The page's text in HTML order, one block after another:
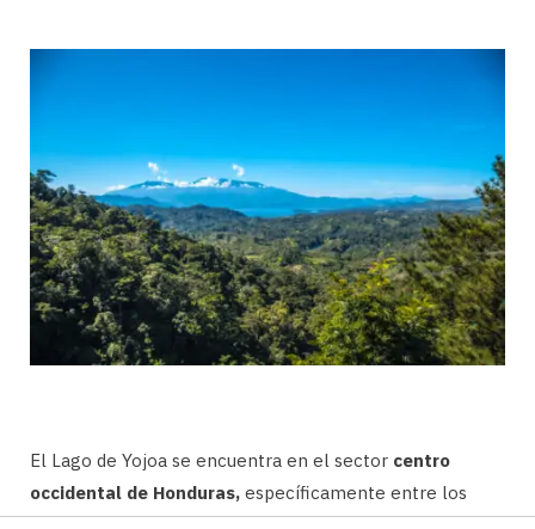
El Lago de Yojoa se encuentra en el sector centro
occidental de Honduras, específicamente entre los